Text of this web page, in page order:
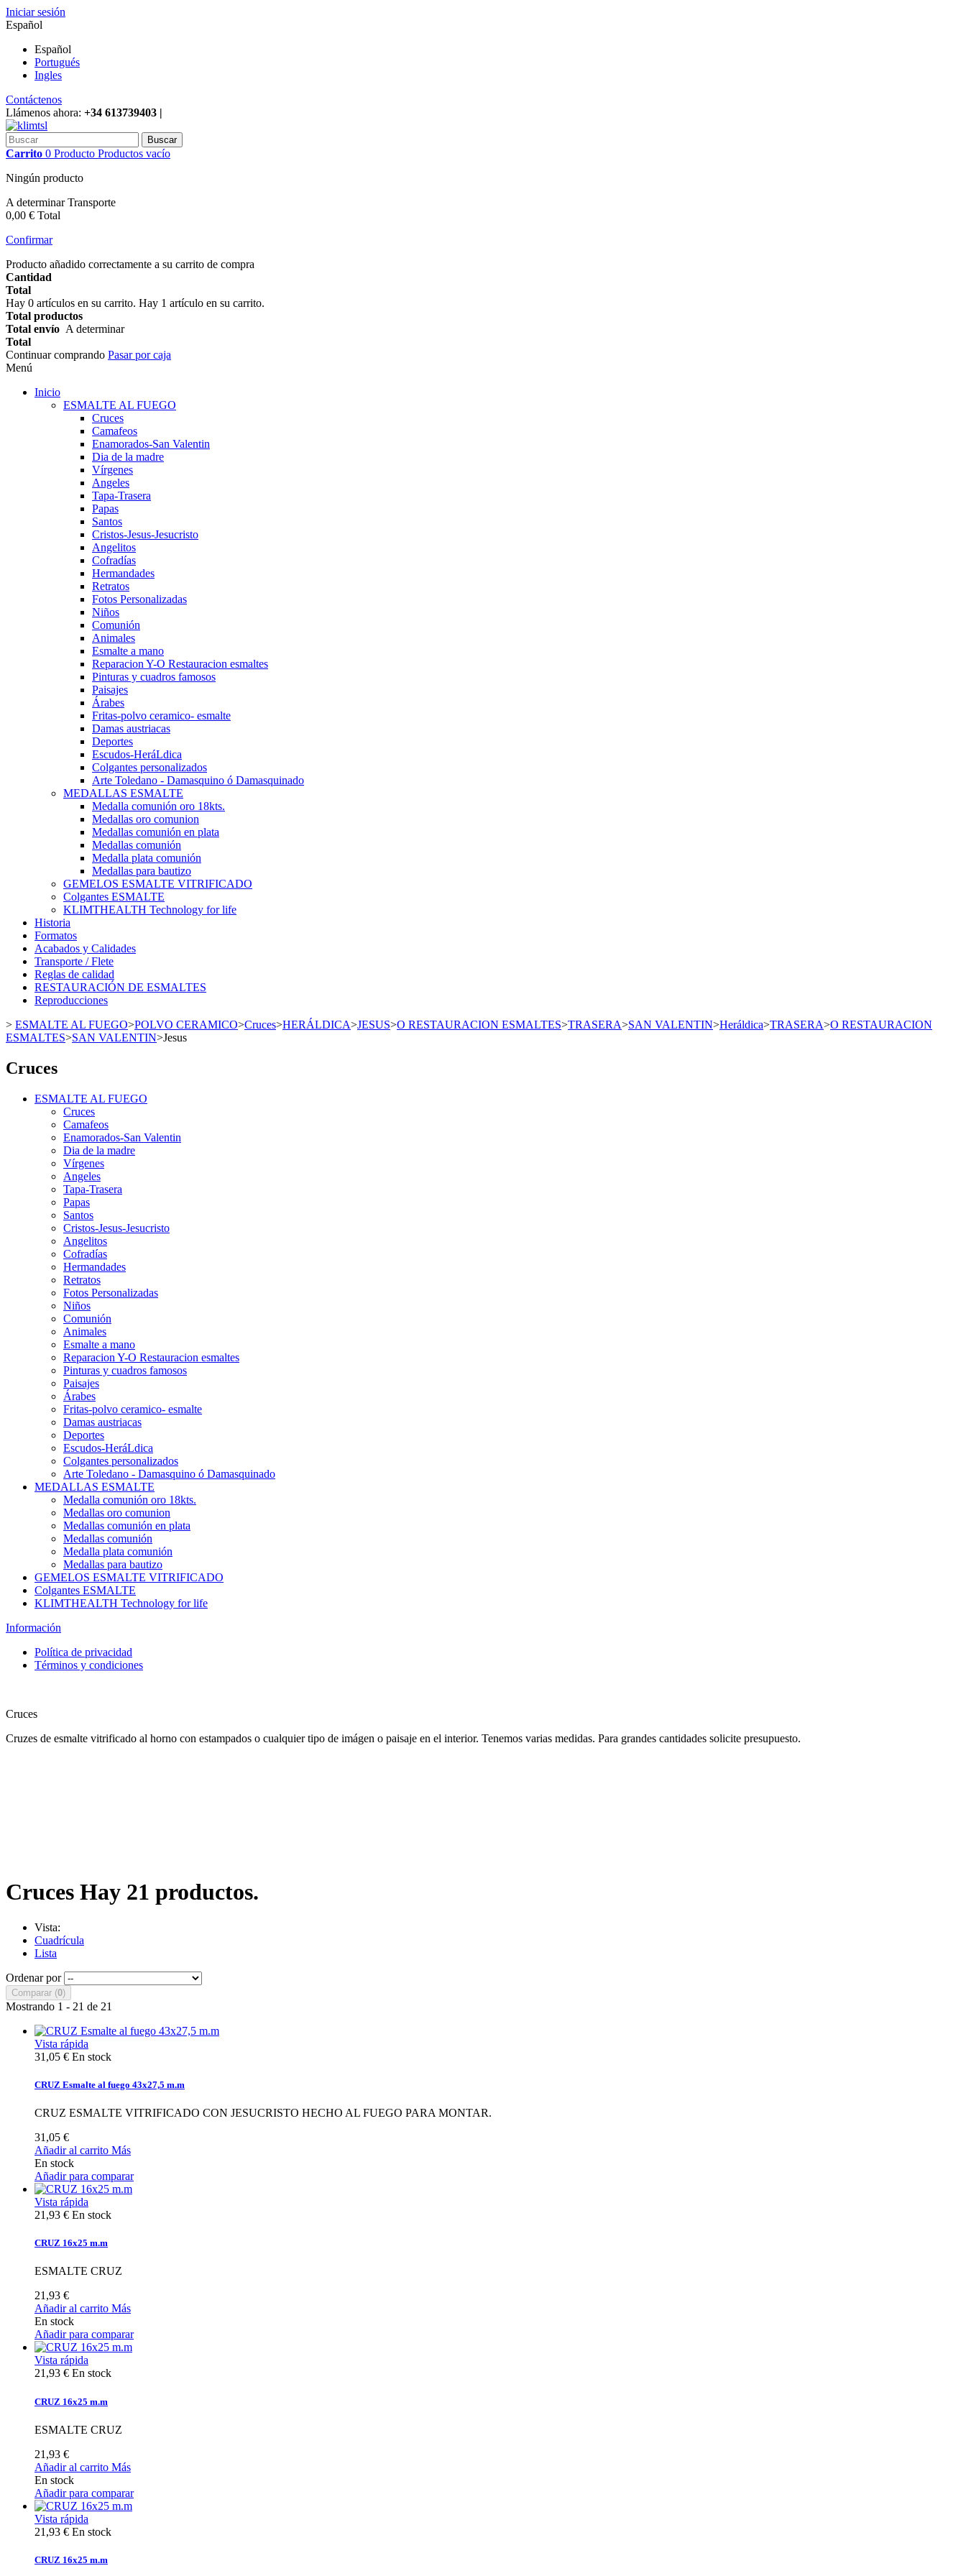
Iniciar sesión
Español
Español
Portugués
Ingles
Contáctenos
Llámenos ahora: +34 613739403 |
Buscar
Carrito 0 Producto Productos vacío
Ningún producto
A determinarTransporte
0,00 € Total
Confirmar
Producto añadido correctamente a su carrito de compra
Cantidad
Total
Hay 0 artículos en su carrito. Hay 1 artículo en su carrito.
Total productos
Total envío A determinar
Total
Continuar comprando Pasar por caja
Menú
Inicio
ESMALTE AL FUEGO
Cruces
Camafeos
Enamorados-San Valentin
Dia de la madre
Vírgenes
Angeles
Tapa-Trasera
Papas
Santos
Cristos-Jesus-Jesucristo
Angelitos
Cofradías
Hermandades
Retratos
Fotos Personalizadas
Niños
Comunión
Animales
Esmalte a mano
Reparacion Y-O Restauracion esmaltes
Pinturas y cuadros famosos
Paisajes
Árabes
Fritas-polvo ceramico- esmalte
Damas austriacas
Deportes
Escudos-HeráLdica
Colgantes personalizados
Arte Toledano - Damasquino ó Damasquinado
MEDALLAS ESMALTE
Medalla comunión oro 18kts.
Medallas oro comunion
Medallas comunión en plata
Medallas comunión
Medalla plata comunión
Medallas para bautizo
GEMELOS ESMALTE VITRIFICADO
Colgantes ESMALTE
KLIMTHEALTH Technology for life
Historia
Formatos
Acabados y Calidades
Transporte / Flete
Reglas de calidad
RESTAURACIÓN DE ESMALTES
Reproducciones
> ESMALTE AL FUEGO>POLVO CERAMICO>Cruces>HERÁLDICA>JESUS>O RESTAURACION ESMALTES>TRASERA>SAN VALENTIN>Heráldica>TRASERA>O RESTAURACION
ESMALTES>SAN VALENTIN>Jesus
Cruces
ESMALTE AL FUEGO
Cruces
Camafeos
Enamorados-San Valentin
Dia de la madre
Vírgenes
Angeles
Tapa-Trasera
Papas
Santos
Cristos-Jesus-Jesucristo
Angelitos
Cofradías
Hermandades
Retratos
Fotos Personalizadas
Niños
Comunión
Animales
Esmalte a mano
Reparacion Y-O Restauracion esmaltes
Pinturas y cuadros famosos
Paisajes
Árabes
Fritas-polvo ceramico- esmalte
Damas austriacas
Deportes
Escudos-HeráLdica
Colgantes personalizados
Arte Toledano - Damasquino ó Damasquinado
MEDALLAS ESMALTE
Medalla comunión oro 18kts.
Medallas oro comunion
Medallas comunión en plata
Medallas comunión
Medalla plata comunión
Medallas para bautizo
GEMELOS ESMALTE VITRIFICADO
Colgantes ESMALTE
KLIMTHEALTH Technology for life
Información
Política de privacidad
Términos y condiciones
Cruces
Cruzes de esmalte vitrificado al horno con estampados o cualquier tipo de imágen o paisaje en el interior. Tenemos varias medidas. Para grandes cantidades solicite presupuesto.
Cruces Hay 21 productos.
Vista:
Cuadrícula
Lista
Ordenar por
Comparar (0)
Mostrando 1 - 21 de 21
Vista rápida
31,05 € En stock
CRUZ Esmalte al fuego 43x27,5 m.m
CRUZ ESMALTE VITRIFICADO CON JESUCRISTO HECHO AL FUEGO PARA MONTAR.
31,05 €
Añadir al carrito Más
En stock
Añadir para comparar
Vista rápida
21,93 € En stock
CRUZ 16x25 m.m
ESMALTE CRUZ
21,93 €
Añadir al carrito Más
En stock
Añadir para comparar
Vista rápida
21,93 € En stock
CRUZ 16x25 m.m
ESMALTE CRUZ
21,93 €
Añadir al carrito Más
En stock
Añadir para comparar
Vista rápida
21,93 € En stock
CRUZ 16x25 m.m